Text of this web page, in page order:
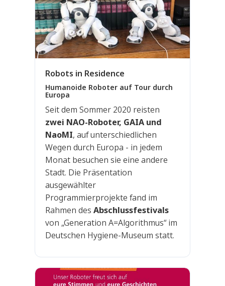
Robots in Residence
Humanoide Roboter auf Tour durch
Europa
Seit dem Sommer 2020 reisten
zwei NAO-Roboter, GAIA und
NaoMI, auf unterschiedlichen
Wegen durch Europa - in jedem
Monat besuchen sie eine andere
Stadt. Die Präsentation
ausgewählter
Programmierprojekte fand im
Rahmen des Abschlussfestivals
von „Generation A=Algorithmus“ im
Deutschen Hygiene-Museum statt.